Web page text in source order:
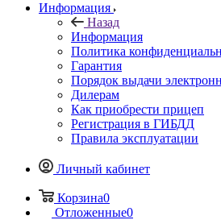
Информация
Назад
Информация
Политика
Гарантия
Порядок выдачи
Дилерам
Как приобрести прицеп
Регистрация в ГИБДД
Правила эксплуатации
Личный кабинет
Корзина0
Отложенные0